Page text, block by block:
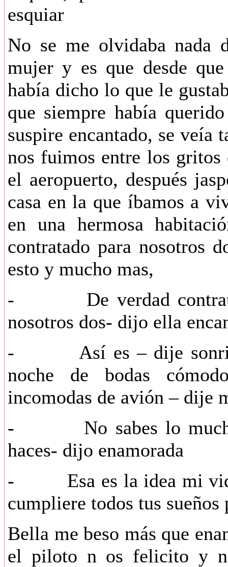
esquiar
No se me olvidaba nada
mujer y es que desde
había dicho lo que le
que siempre había
suspire encantado, se veía
nos fuimos entre los gritos
el aeropuerto, después
casa en la que íbamos a
en una hermosa
contratado para nosotros
esto y mucho mas,
- De verdad
nosotros dos- dijo ella
- Así es – dije
noche de bodas
incomodas de avión – dije
- No sabes lo mucho
haces- dijo enamorada
- Esa es la idea mi vida
cumpliere todos tus sueños
Bella me beso más que
el piloto n os felicito y